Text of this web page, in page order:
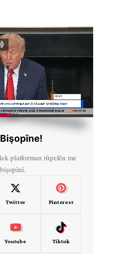
platforman rûpelên me
bişopînî.
Twitter Pinterest
Youtube Tiktok